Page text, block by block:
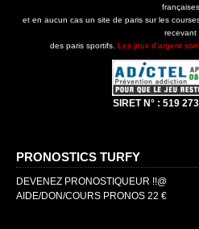
françaises
et en aucun cas un site de paris sur les
recevant
des paris sportifs. Les jeux d'argent
SIRET N° : 519
PRONOSTICS TURFY
DEVENEZ PRONOSTIQUEUR !!@
AIDE/DON/COURS PRONOS 22 €